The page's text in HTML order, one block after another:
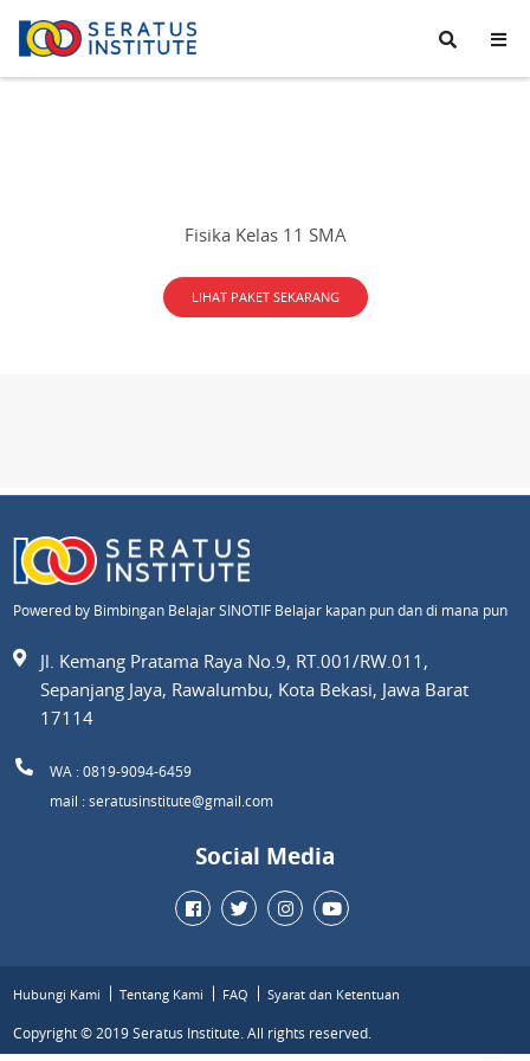
Seratus
Institute
Fisika Kelas 11 SMA
LIHAT PAKET SEKARANG
Powered by Bimbingan Belajar SINOTIF Belajar kapan pun dan di mana pun
Jl. Kemang Pratama Raya No.9, RT.001/RW.011,
Sepanjang Jaya, Rawalumbu, Kota Bekasi, Jawa Barat
17114
WA : 0819-9094-6459
mail : seratusinstitute@gmail.com
Social Media
Hubungi Kami Tentang Kami FAQ Syarat dan Ketentuan
Copyright © 2019 Seratus Institute. All rights reserved.